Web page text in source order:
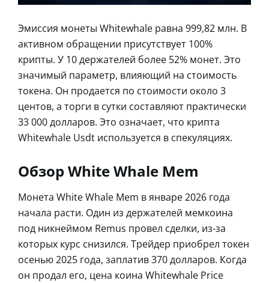
Эмиссия монеты Whitewhale равна 999,82 млн. В
активном обращении присутствует 100%
крипты. У 10 держателей более 52% монет. Это
значимый параметр, влияющий на стоимость
токена. Он продается по стоимости около 3
центов, а торги в сутки составляют практически
33 000 долларов. Это означает, что крипта
Whitewhale Usdt используется в спекуляциях.
Обзор White Whale Mem
Монета White Whale Mem в январе 2026 года
начала расти. Один из держателей мемкоина
под никнеймом Remus провел сделки, из-за
которых курс снизился. Трейдер приобрел токен
осенью 2025 года, заплатив 370 долларов. Когда
он продал его, цена коина Whitewhale Price